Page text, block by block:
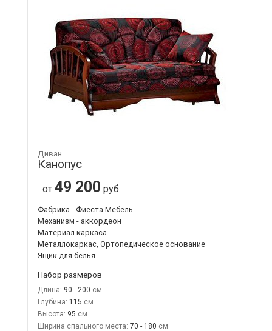
Диван
Канопус
от 49 200 руб.
Фабрика - Фиеста Мебель
Механизм - аккордеон
Материал каркаса -
Металлокаркас, Ортопедическое основание
Ящик для белья
Набор размеров
Длина: 90 - 200
Глубина: 115
Высота: 95
Ширина спального места: 70 - 180